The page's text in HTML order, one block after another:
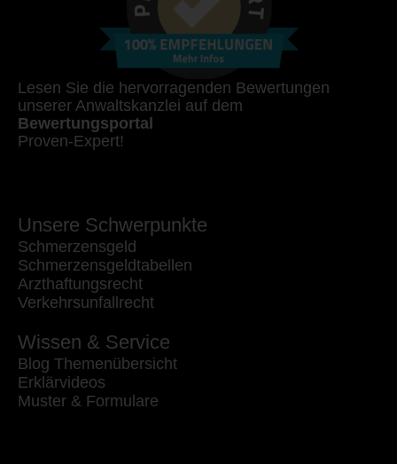
Lesen Sie die hervorragenden Bewertungen
unserer Anwaltskanzlei auf dem
Bewertungsportal
Proven-Expert!
Unsere Schwerpunkte
Schmerzensgeld
Schmerzensgeldtabellen
Arzthaftungsrecht
Verkehrsunfallrecht
Wissen & Service
Blog Themenübersicht
Erklärvideos
Muster & Formulare